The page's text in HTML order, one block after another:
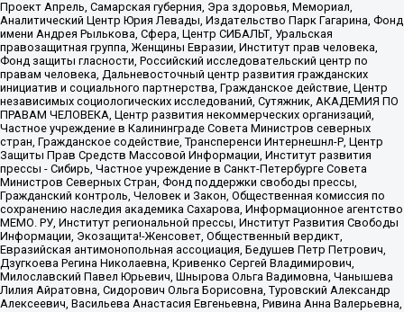
Проект Апрель, Самарская губерния, Эра здоровья, Мемориал,
Аналитический Центр Юрия Левады, Издательство Парк Гагарина, Фонд
имени Андрея Рылькова, Сфера, Центр СИБАЛЬТ, Уральская
правозащитная группа, Женщины Евразии, Институт прав человека,
Фонд защиты гласности, Российский исследовательский центр по
правам человека, Дальневосточный центр развития гражданских
инициатив и социального партнерства, Гражданское действие, Центр
независимых социологических исследований, Сутяжник, АКАДЕМИЯ ПО
ПРАВАМ ЧЕЛОВЕКА, Центр развития некоммерческих организаций,
Частное учреждение в Калининграде Совета Министров северных
стран, Гражданское содействие, Трансперенси Интернешнл-Р, Центр
Защиты Прав Средств Массовой Информации, Институт развития
прессы - Сибирь, Частное учреждение в Санкт-Петербурге Совета
Министров Северных Стран, Фонд поддержки свободы прессы,
Гражданский контроль, Человек и Закон, Общественная комиссия по
сохранению наследия академика Сахарова, Информационное агентство
МЕМО. РУ, Институт региональной прессы, Институт Развития Свободы
Информации, Экозащита!-Женсовет, Общественный вердикт,
Евразийская антимонопольная ассоциация, Бедушев Петр Петрович,
Дзугкоева Регина Николаевна, Кривенко Сергей Владимирович,
Милославский Павел Юрьевич, Шнырова Ольга Вадимовна, Чанышева
Лилия Айратовна, Сидорович Ольга Борисовна, Туровский Александр
Алексеевич, Васильева Анастасия Евгеньевна, Ривина Анна Валерьевна,